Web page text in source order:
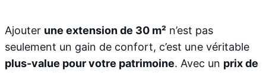
Ajouter une extension de 30 m² n’est pas
seulement un gain de confort, c’est une véritable
plus-value pour votre patrimoine. Avec un prix de